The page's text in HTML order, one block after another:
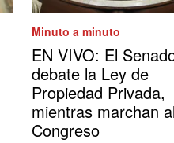
Minuto a minuto
EN VIVO: El
debate la Ley de
Propiedad Privada,
mientras marchan
Congreso